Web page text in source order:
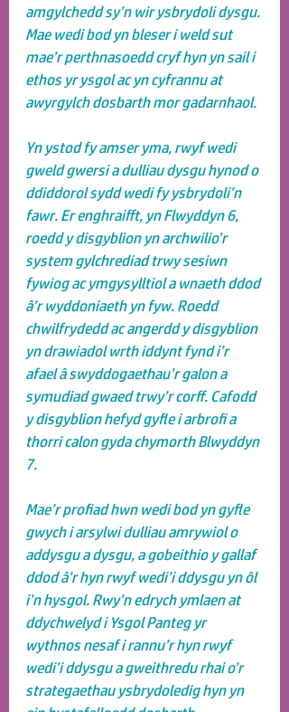
amgylchedd sy’n wir ysbrydoli dysgu.
Mae wedi bod yn bleser i weld sut
mae’r perthnasoedd cryf hyn yn sail i
ethos yr ysgol ac yn cyfrannu at
awyrgylch dosbarth mor gadarnhaol.
Yn ystod fy amser yma, rwyf wedi
gweld gwersi a dulliau dysgu hynod o
ddiddorol sydd wedi fy ysbrydoli’n
fawr. Er enghraifft, yn Flwyddyn 6,
roedd y disgyblion yn archwilio’r
system gylchrediad trwy sesiwn
fywiog ac ymgysylltiol a wnaeth ddod
â’r wyddoniaeth yn fyw. Roedd
chwilfrydedd ac angerdd y disgyblion
yn drawiadol wrth iddynt fynd i’r
afael â swyddogaethau’r galon a
symudiad gwaed trwy’r corff. Cafodd
y disgyblion hefyd gyfle i arbrofi a
thorri calon gyda chymorth Blwyddyn
7.
Mae’r profiad hwn wedi bod yn gyfle
gwych i arsylwi dulliau amrywiol o
addysgu a dysgu, a gobeithio y gallaf
ddod â’r hyn rwyf wedi’i ddysgu yn ôl
i’n hysgol. Rwy’n edrych ymlaen at
ddychwelyd i Ysgol Panteg yr
wythnos nesaf i rannu’r hyn rwyf
wedi’i ddysgu a gweithredu rhai o’r
strategaethau ysbrydoledig hyn yn